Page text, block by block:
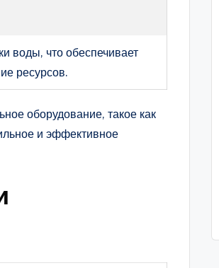
воды, что обеспечивает
ресурсов.
оборудование, такое как
и эффективное